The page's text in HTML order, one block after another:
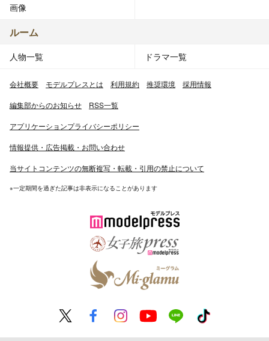
画像
ルーム
人物一覧 ドラマ一覧
会社概要 モデルプレスとは 利用規約 推奨環境 採用情報
編集部からのお知らせ RSS一覧
アプリケーションプライバシーポリシー
情報提供・広告掲載・お問い合わせ
当サイトコンテンツの無断複写・転載・引用の禁止について
※一定期間を過ぎた記事は非表示になることがあります